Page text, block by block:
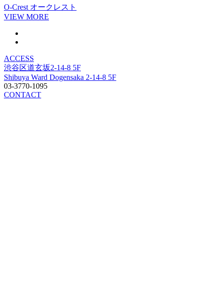
O-Crest オークレスト
VIEW MORE
ACCESS
渋谷区道玄坂2-14-8 5F
Shibuya Ward Dogensaka 2-14-8 5F
03-3770-1095
CONTACT